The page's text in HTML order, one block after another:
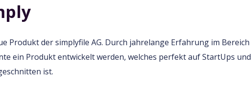
Produkt der simplyfile AG. Durch jahrelange Erfahrung im Bereich
ein Produkt entwickelt werden, welches perfekt auf StartUps und
ist.